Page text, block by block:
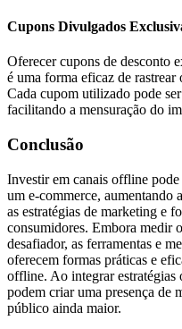
Cupons Divulgados
Oferecer cupons de desconto
é uma forma eficaz de
Cada cupom utilizado pode
facilitando a mensuração do
Conclusão
Investir em canais offline
um e-commerce, aumentando
as estratégias de marketing e
consumidores. Embora medir
desafiador, as ferramentas e
oferecem formas práticas e
offline. Ao integrar estratégias
podem criar uma presença de
público ainda maior.